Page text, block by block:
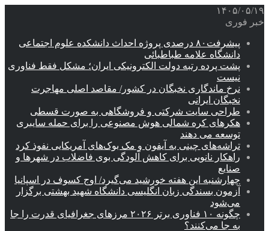
۱۴۰۵/۰۵/۱۹
خبر فوری
پیشرفت۸۰ درصدی پروژه احداث دانشکده علوم اجتماعی
دانشگاه علامه طباطبائی
پشت پرده رتبه دولت الکترونیکی ایران؛ مشکل فقط فناوری
نیست
نرخ ماندگاری نخبگان در کشور/ مقاصد اصلی مهاجرت
نخبگان ایرانی
طراحی سایت شرکتی و فروشگاهی به صورت قسطی
هکرهای کره شمالی هوش مصنوعی را برای حمله سایبری
توسعه می دهند
تراشه‌های چینی به آیفون و مک بوک‌های آمریکایی نفوذ کرد
راهکار نانویی برای کاهش آلودگی بوی فاضلاب در شهرها و
صنایع
چهارشنبه این هفته خورشید می‌گیرد/ اوج کسوف در اسپانیا
آزمون بسندگی زبان انگلیسی دانشگاه شهید بهشتی برگزار
می‌شود
چگونه ۱۰ فناوری برتر ۲۰۲۶ مرزهای جغرافیای قدرت را جا
به جا می‌کنند؟